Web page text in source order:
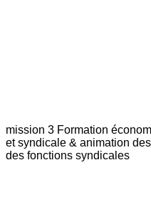
mission 3 Formation
et syndicale & animation
des fonctions syndicales